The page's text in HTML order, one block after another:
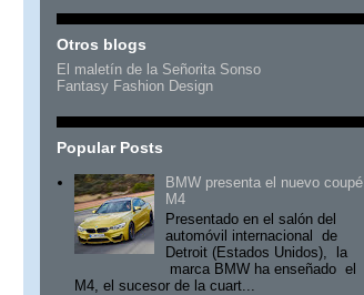
Otros blogs
El maletín de la Señorita Sonso
Fantasy Fashion Design
Popular Posts
BMW presenta el nuevo coupé
M4
Presentado en el salón del
automóvil internacional de
Detroit (Estados Unidos), la
marca BMW ha enseñado el
M4, el sucesor de la cuart...